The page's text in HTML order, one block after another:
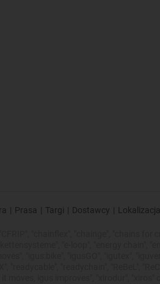
| Prasa | Targi | Dostawcy | Lokalizacja